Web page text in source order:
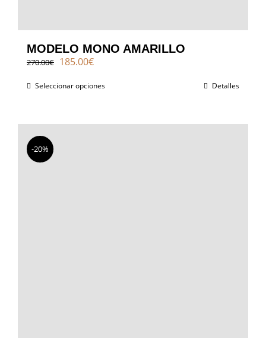
MODELO MONO AMARILLO
270.00€ El
original
185.00€El
actual
Seleccionar opciones Detalles
-20%